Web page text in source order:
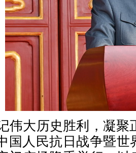
伟大历史胜利，凝聚
国人民抗日战争暨